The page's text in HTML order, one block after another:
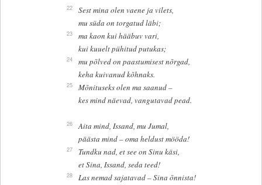
22
Sest mina olen vaene ja vilets,
mu süda on torgatud läbi;
23
ma kaon kui hääbuv vari,
kui kuuelt pühitud putukas;
24
mu põlved on paastumisest nõrgad,
keha kuivanud kõhnaks.
25
Mõnituseks olen ma saanud –
kes mind näevad, vangutavad pead.
26
Aita mind, Issand, mu Jumal,
päästa mind – oma heldust mööda!
27
Tundku nad, et see on Sinu käsi,
et Sina, Issand, seda teed!
28
Las nemad sajatavad – Sina õnnista!